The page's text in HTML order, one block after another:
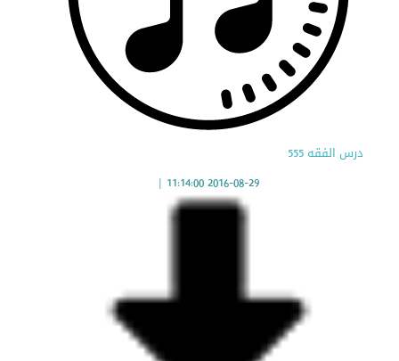
درس الفقه 555
2016-08-29 11:14:00
|